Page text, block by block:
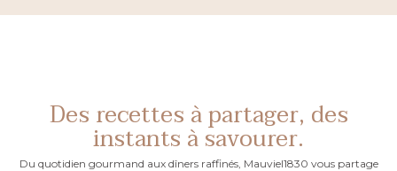
Des recettes à partager, des
instants à savourer.
Du quotidien gourmand aux dîners raffinés, Mauviel1830 vous partage